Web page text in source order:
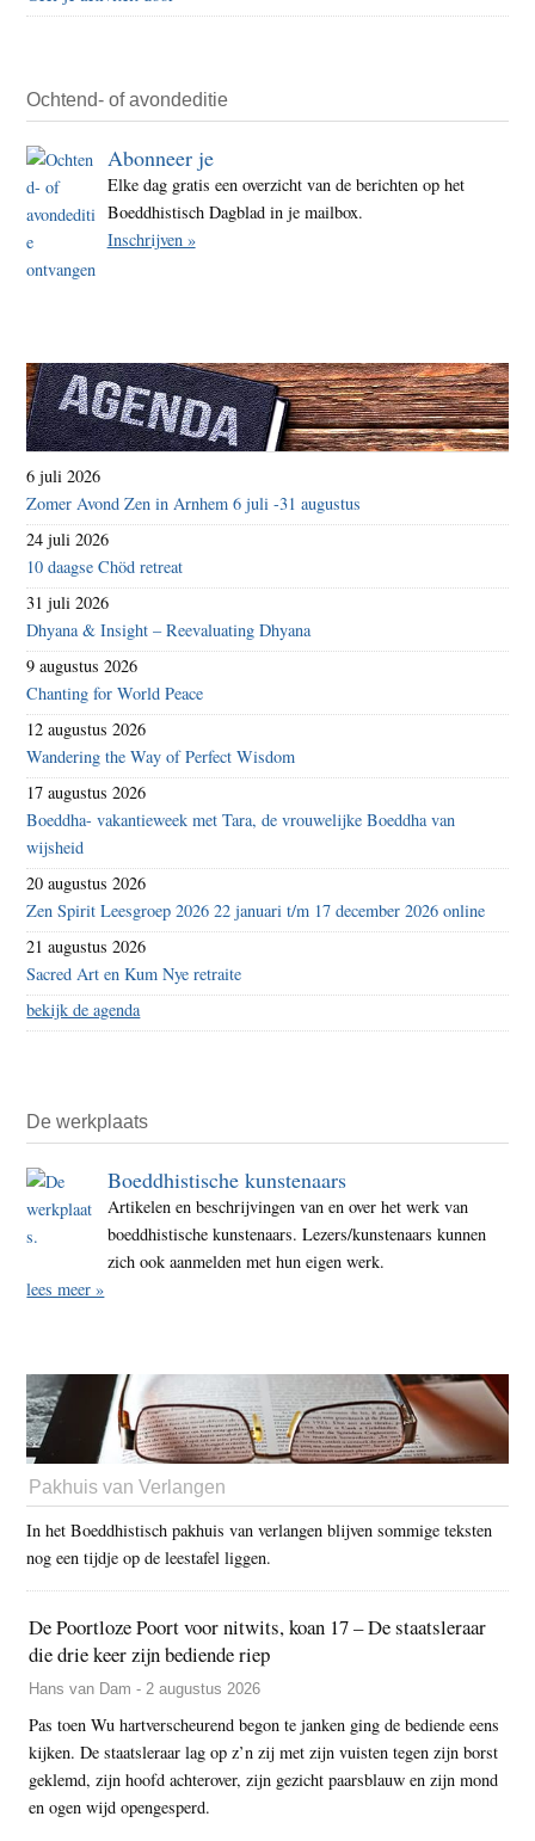
Ochtend- of avondeditie
Abonneer je
Elke dag gratis een overzicht van de berichten op het
Boeddhistisch Dagblad in je mailbox.
Inschrijven »
6 juli 2026
Zomer Avond Zen in Arnhem 6 juli -31 augustus
24 juli 2026
10 daagse Chöd retreat
31 juli 2026
Dhyana & Insight – Reevaluating Dhyana
9 augustus 2026
Chanting for World Peace
12 augustus 2026
Wandering the Way of Perfect Wisdom
17 augustus 2026
Boeddha- vakantieweek met Tara, de vrouwelijke Boeddha van
wijsheid
20 augustus 2026
Zen Spirit Leesgroep 2026 22 januari t/m 17 december 2026 online
21 augustus 2026
Sacred Art en Kum Nye retraite
bekijk de agenda
De werkplaats
Boeddhistische kunstenaars
Artikelen en beschrijvingen van en over het werk van
boeddhistische kunstenaars. Lezers/kunstenaars kunnen
zich ook aanmelden met hun eigen werk.
lees meer »
Pakhuis van Verlangen
In het Boeddhistisch pakhuis van verlangen blijven sommige teksten
nog een tijdje op de leestafel liggen.
De Poortloze Poort voor nitwits, koan 17 – De staatsleraar
die drie keer zijn bediende riep
Hans van Dam - 2 augustus 2026
Pas toen Wu hartverscheurend begon te janken ging de bediende eens
kijken. De staatsleraar lag op z’n zij met zijn vuisten tegen zijn borst
geklemd, zijn hoofd achterover, zijn gezicht paarsblauw en zijn mond
en ogen wijd opengesperd.